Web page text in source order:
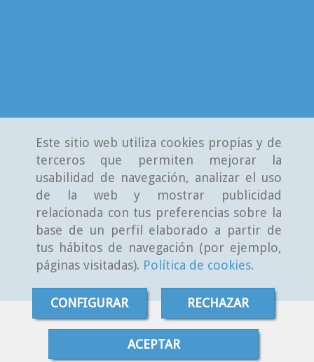
Este sitio web utiliza cookies propias y de
terceros que permiten mejorar la
usabilidad de navegación, analizar el uso
de la web y mostrar publicidad
relacionada con tus preferencias sobre la
base de un perfil elaborado a partir de
tus hábitos de navegación (por ejemplo,
páginas visitadas). Política de cookies.
CONFIGURAR RECHAZAR
ACEPTAR